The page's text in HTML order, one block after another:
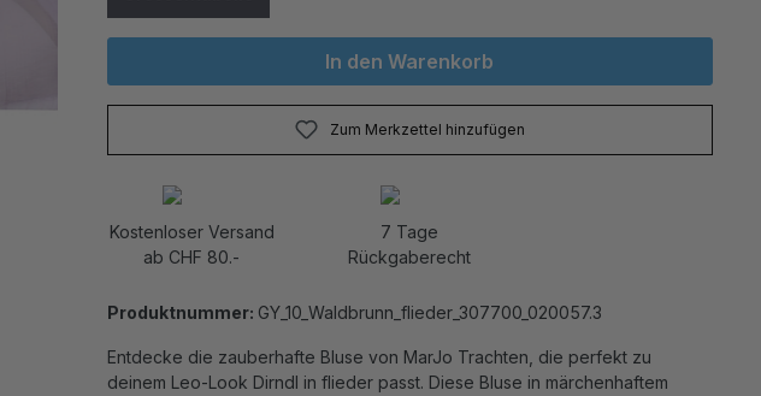
In den Warenkorb
Zum Merkzettel hinzufügen
Kostenloser Versand
ab CHF 80.-
7 Tage
Rückgaberecht
Produktnummer: GY_10_Waldbrunn_flieder_307700_020057.3
Entdecke die zauberhafte Bluse von MarJo Trachten, die perfekt zu
deinem Leo-Look Dirndl in flieder passt. Diese Bluse in märchenhaftem